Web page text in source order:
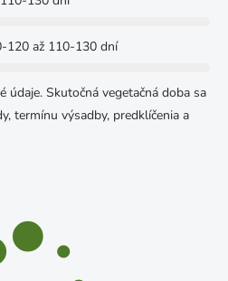
120 až 110-130 dní
údaje. Skutočná vegetačná doba sa
termínu výsadby, predklíčenia a